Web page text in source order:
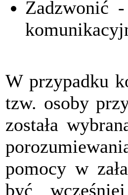
Zadzwonić
W przypadku
tzw. osoby
została
pomocy w
być